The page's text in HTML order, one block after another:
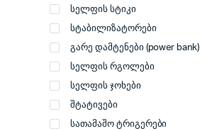
სელფის სტიკი
სტაბილიზატორები
გარე დამტენები (power bank)
სელფის რგოლები
სელფის ჯოხები
შტატივები
სათამაშო ტრიგერები